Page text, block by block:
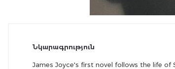
Նկարագրություն
James Joyce's first novel follows the life of